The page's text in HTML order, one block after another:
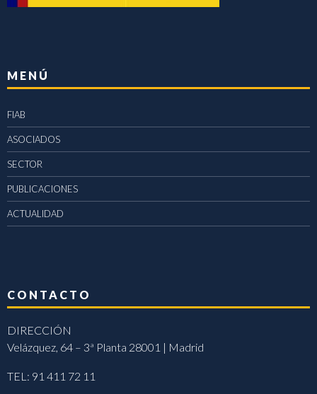
MENÚ
FIAB
ASOCIADOS
SECTOR
PUBLICACIONES
ACTUALIDAD
CONTACTO
DIRECCIÓN
Velázquez, 64 – 3ª Planta 28001 | Madrid
TEL: 91 411 72 11